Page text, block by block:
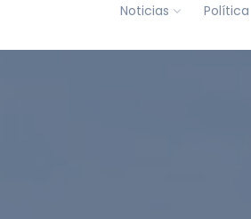
Noticias Política